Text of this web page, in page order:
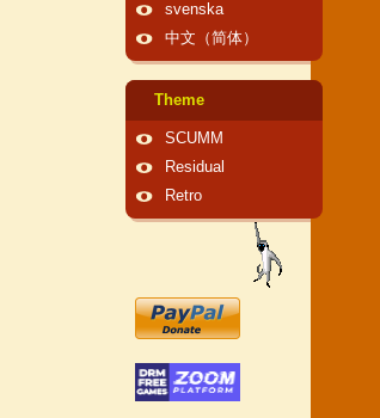
svenska
中文（简体）
Theme
SCUMM
Residual
Retro